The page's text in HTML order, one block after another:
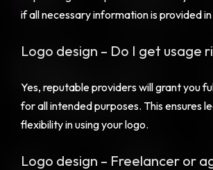
if all necessary information is provided
Logo design – Do I get usage
Yes, reputable providers will grant you
for all intended purposes. This ensures
flexibility in using your logo.
Logo design – Freelancer or